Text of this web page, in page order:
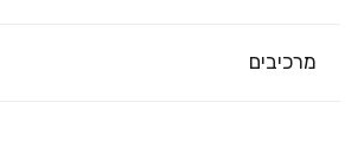
מרכיבים